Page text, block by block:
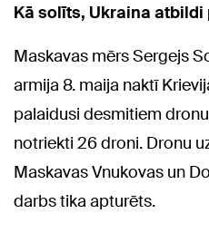
Kā solīts, Ukraina
Maskavas mērs Sergejs
armija 8. maija naktī
palaidusi desmitiem
notriekti 26 droni. Dronu
Maskavas Vnukovas un
darbs tika apturēts.